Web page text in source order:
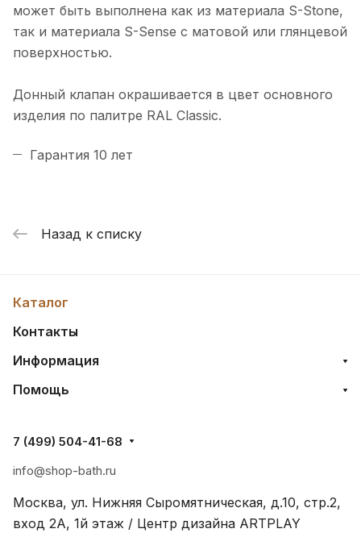
может быть выполнена как из материала S-Stone,
так и материала S-Sense с матовой или глянцевой
поверхностью.
Донный клапан окрашивается в цвет основного
изделия по палитре RAL Classic.
Гарантия 10 лет
Назад к списку
Каталог
Контакты
Информация
Помощь
7 (499) 504-41-68
info@shop-bath.ru
Москва, ул. Нижняя Сыромятническая, д.10, стр.2,
вход 2A, 1й этаж / Центр дизайна ARTPLAY